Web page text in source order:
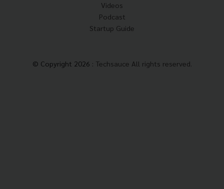
Videos
Podcast
Startup Guide
© Copyright 2026 : Techsauce All rights reserved.